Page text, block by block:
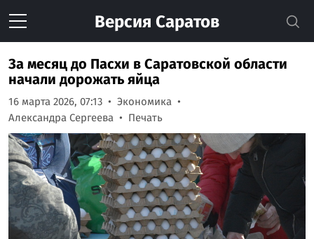
Версия Саратов
За месяц до Пасхи в Саратовской области
начали дорожать яйца
16 марта 2026, 07:13
Экономика
Александра Сергеева
Печать